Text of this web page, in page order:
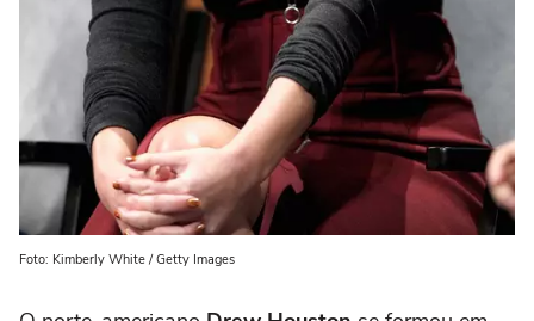
Foto: Kimberly White / Getty Images